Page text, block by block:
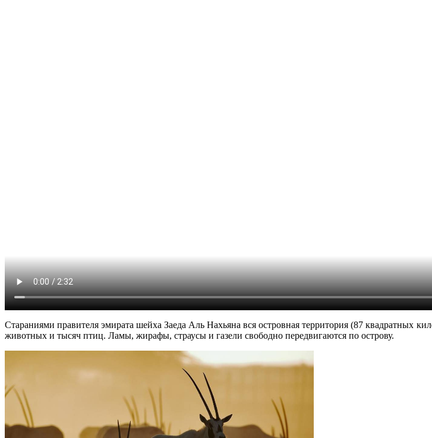
Стараниями правителя эмирата шейха Заеда Аль Нахьяна вся островная территория (87 квадратных
животных и тысяч птиц. Ламы, жирафы, страусы и газели свободно передвигаются по острову.